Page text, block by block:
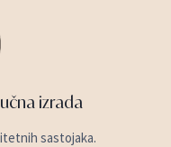
izrada
sastojaka.